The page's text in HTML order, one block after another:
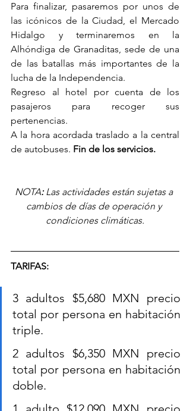
Para finalizar, pasaremos por unos de
las icónicos de la Ciudad, el Mercado
Hidalgo y terminaremos en la
Alhóndiga de Granaditas, sede de una
de las batallas más importantes de la
lucha de la Independencia.
Regreso al hotel por cuenta de los
pasajeros para recoger sus
pertenencias.
A la hora acordada traslado a la central
de autobuses. Fin de los servicios.
NOTA: Las actividades están sujetas a
cambios de días de operación y
condiciones climáticas.
TARIFAS:
3 adultos $5,680 MXN precio
total por persona en habitación
triple.
2 adultos $6,350 MXN precio
total por persona en habitación
doble.